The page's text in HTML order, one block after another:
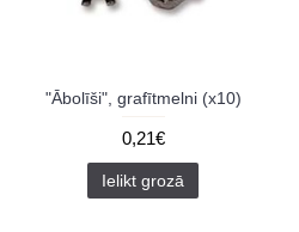
"Ābolīši", grafītmelni (x10)
0,21€
Ielikt grozā